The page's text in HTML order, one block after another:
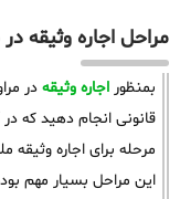
مراحل اجاره وثیقه در
بمنظور اجاره وثیقه در
مرحله برای اجاره وثیقه
این مراحل بسیار مهم